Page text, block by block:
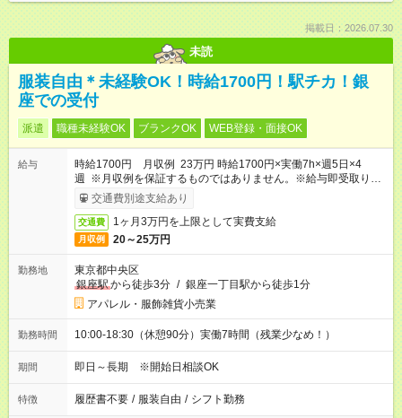
掲載日：2026.07.30
未読
服装自由＊未経験OK！時給1700円！駅チカ！銀
座での受付
派遣 職種未経験OK ブランクOK WEB登録・面接OK
給与
時給1700円 月収例 23万円 時給1700円×実働7h×週5日×4
週 ※月収例を保証するものではありません。※給与即受取りサ
ービス利用可（利用条件有）
交通費別途支給あり
交通費 1ヶ月3万円を上限として実費支給
月収例 20～25万円
勤務地
東京都中央区
銀座駅から徒歩3分 / 銀座一丁目駅から徒歩1分
アパレル・服飾雑貨小売業
勤務時間 10:00-18:30（休憩90分）実働7時間（残業少なめ！）
期間 即日～長期 ※開始日相談OK
特徴 履歴書不要 / 服装自由 / シフト勤務